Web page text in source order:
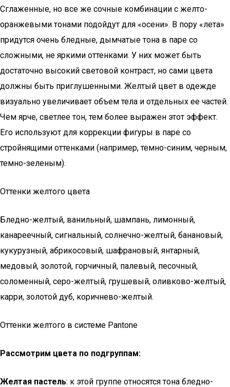
Сглаженные, но все же сочные комбинации с желто-
оранжевыми тонами подойдут для «осени». В пору «лета»
придутся очень бледные, дымчатые тона в паре со
сложными, не яркими оттенками. У них может быть
достаточно высокий световой контраст, но сами цвета
должны быть приглушенными. Желтый цвет в одежде
визуально увеличивает объем тела и отдельных ее частей.
Чем ярче, светлее тон, тем более выражен этот эффект.
Его используют для коррекции фигуры в паре со
стройнящими оттенками (например, темно-синим, черным,
темно-зеленым).
Оттенки желтого цвета
Бледно-желтый, ванильный, шампань, лимонный,
канареечный, сигнальный, солнечно-желтый, банановый,
кукурузный, абрикосовый, шафрановый, янтарный,
медовый, золотой, горчичный, палевый, песочный,
соломенный, серо-желтый, грушевый, оливково-желтый,
карри, золотой дуб, коричнево-желтый.
Оттенки желтого в системе Pantone
Рассмотрим цвета по подгруппам:
Желтая пастель: к этой группе относятся тона бледно-